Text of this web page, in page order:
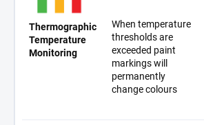
Thermographic
Temperature
Monitoring
When temperature
thresholds are
exceeded paint
markings will
permanently
change colours